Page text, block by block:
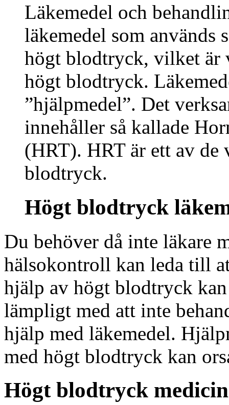
Läkemedel och
läkemedel som används
högt blodtryck, vilket är
högt blodtryck.
”hjälpmedel”. Det
innehåller så kallade
(HRT). HRT är ett av de
blodtryck.
Högt blodtryck
Du behöver då inte läkare
hälsokontroll kan leda till
hjälp av högt blodtryck
lämpligt med att inte
hjälp med läkemedel.
med högt blodtryck kan
Högt blodtryck medicin